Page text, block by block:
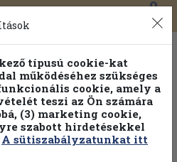
0
kiadványunk közül
típusú cookie-kat
működéséhez szükséges
cookie, amely a
teszi az Ön számára
(3) marketing cookie,
szabott hirdetésekkel
A sütiszabályzatunkat itt